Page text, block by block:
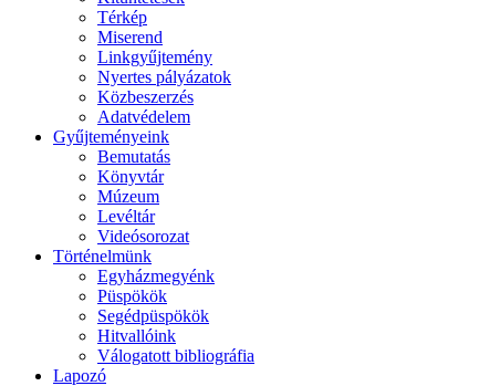
Térkép
Miserend
Linkgyűjtemény
Nyertes pályázatok
Közbeszerzés
Adatvédelem
Gyűjteményeink
Bemutatás
Könyvtár
Múzeum
Levéltár
Videósorozat
Történelmünk
Egyházmegyénk
Püspökök
Segédpüspökök
Hitvallóink
Válogatott bibliográfia
Lapozó